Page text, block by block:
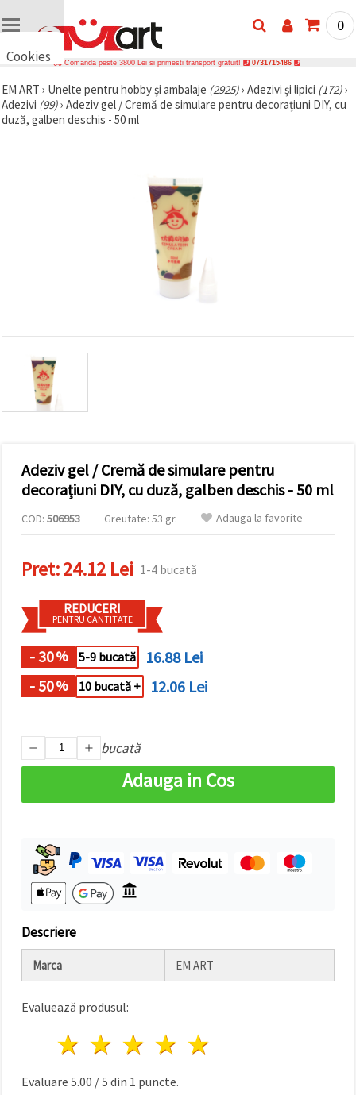
Cookies
vrem să vă
oferim
câteva
cookie -uri.
vizitele.
Puteți fi de
acord să
utilizați
toate
site!" Sau să
vă indicați
preferințele
selectând
făcând clic
pe butonul
Аcceptati
toate!
Setări
0
Comanda peste 3800 Lei si primesti transport gratuit! 0731715486
EM ART › Unelte pentru hobby și ambalaje (2925)› Adezivi și lipici (172)›
Adezivi (99)› Adeziv gel / Cremă de simulare pentru decorațiuni DIY, cu
duză, galben deschis - 50 ml
Adeziv gel / Cremă de simulare pentru
decorațiuni DIY, cu duză, galben deschis - 50 ml
COD: 506953 Greutate: 53 gr. Adauga la favorite
Pret:24.12 Lei 1-4 bucată
REDUCERI
PENTRU CANTITATE
- 30% 5-9 bucată
16.88 Lei
- 50% 10 bucată + 12.06 Lei
bucată
Adauga in Cos
Descriere
Marca EM ART
Evaluează produsul:
4 stele
3 stele
2 stele
1 stea
Evaluare 5.00 /5 din 1 puncte.